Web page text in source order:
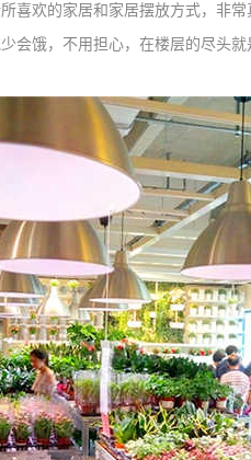
喜欢的家居和家居摆放方式，非
会饿，不用担心，在楼层的尽头就